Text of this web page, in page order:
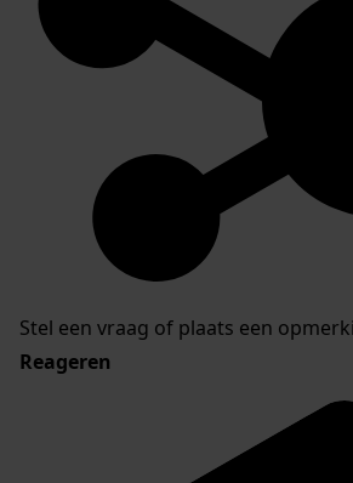
Stel een vraag of plaats een
Reageren